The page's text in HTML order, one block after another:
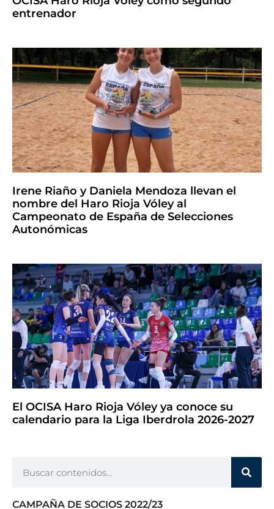
entrenador
Irene Riaño y Daniela Mendoza llevan el
nombre del Haro Rioja Vóley al
Campeonato de España de Selecciones
Autonómicas
El OCISA Haro Rioja Vóley ya conoce su
calendario para la Liga Iberdrola 2026-2027
CAMPAÑA DE SOCIOS 2022/23